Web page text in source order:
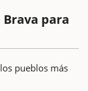
Brava para
pueblos más